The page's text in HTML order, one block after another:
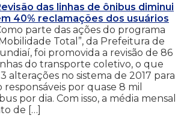
das linhas de ônibus diminui
40% reclamações dos usuários
parte das ações do programa
Total”, da Prefeitura de
foi promovida a revisão de 86
do transporte coletivo, o que
alterações no sistema de 2017 para
responsáveis por quase 8 mil
por dia. Com isso, a média mensal
de […]